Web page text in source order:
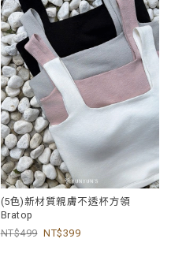
(5色)新材質親膚不透杯方領
Bratop
499
399